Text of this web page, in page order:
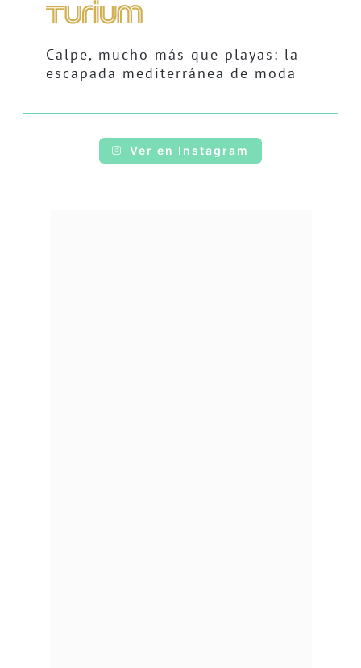
Calpe, mucho más que playas: la
escapada mediterránea de moda
Ver en Instagram